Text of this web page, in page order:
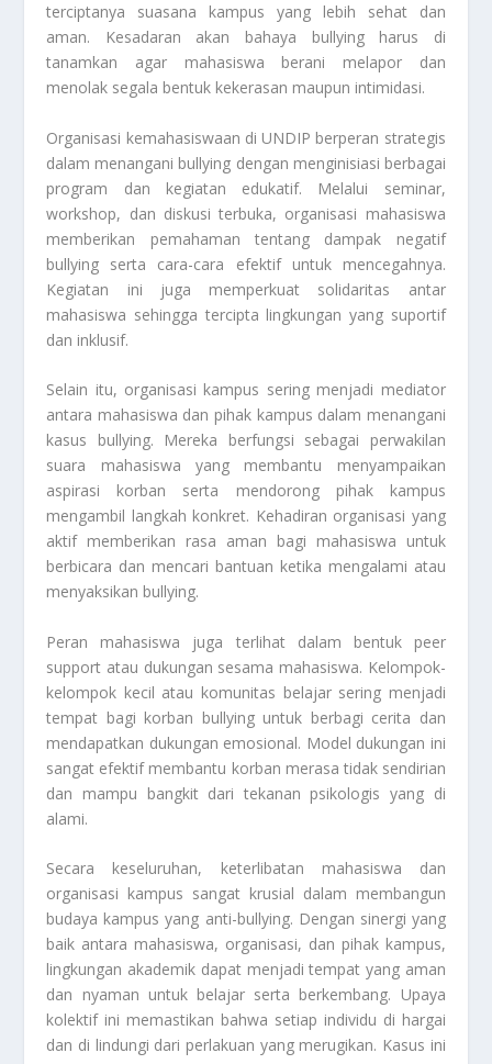
terciptanya suasana kampus yang lebih sehat dan
aman. Kesadaran akan bahaya bullying harus di
tanamkan agar mahasiswa berani melapor dan
menolak segala bentuk kekerasan maupun intimidasi.
Organisasi kemahasiswaan di UNDIP berperan strategis
dalam menangani bullying dengan menginisiasi berbagai
program dan kegiatan edukatif. Melalui seminar,
workshop, dan diskusi terbuka, organisasi mahasiswa
memberikan pemahaman tentang dampak negatif
bullying serta cara-cara efektif untuk mencegahnya.
Kegiatan ini juga memperkuat solidaritas antar
mahasiswa sehingga tercipta lingkungan yang suportif
dan inklusif.
Selain itu, organisasi kampus sering menjadi mediator
antara mahasiswa dan pihak kampus dalam menangani
kasus bullying. Mereka berfungsi sebagai perwakilan
suara mahasiswa yang membantu menyampaikan
aspirasi korban serta mendorong pihak kampus
mengambil langkah konkret. Kehadiran organisasi yang
aktif memberikan rasa aman bagi mahasiswa untuk
berbicara dan mencari bantuan ketika mengalami atau
menyaksikan bullying.
Peran mahasiswa juga terlihat dalam bentuk peer
support atau dukungan sesama mahasiswa. Kelompok-
kelompok kecil atau komunitas belajar sering menjadi
tempat bagi korban bullying untuk berbagi cerita dan
mendapatkan dukungan emosional. Model dukungan ini
sangat efektif membantu korban merasa tidak sendirian
dan mampu bangkit dari tekanan psikologis yang di
alami.
Secara keseluruhan, keterlibatan mahasiswa dan
organisasi kampus sangat krusial dalam membangun
budaya kampus yang anti-bullying. Dengan sinergi yang
baik antara mahasiswa, organisasi, dan pihak kampus,
lingkungan akademik dapat menjadi tempat yang aman
dan nyaman untuk belajar serta berkembang. Upaya
kolektif ini memastikan bahwa setiap individu di hargai
dan di lindungi dari perlakuan yang merugikan. Kasus ini